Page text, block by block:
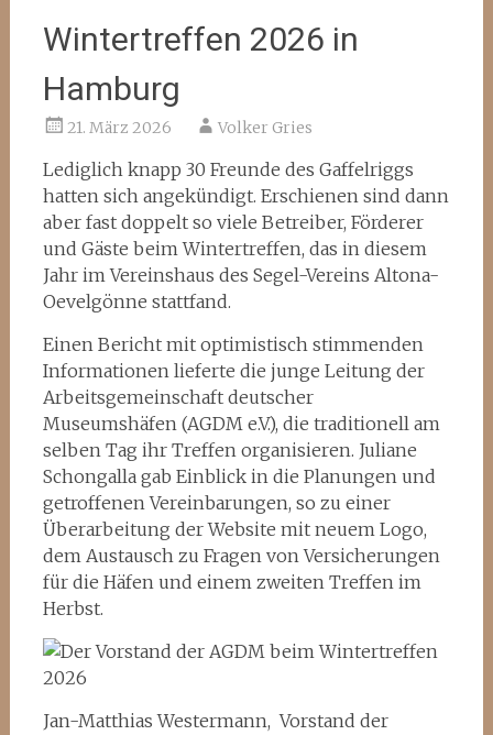
Wintertreffen 2026 in
Hamburg
21. März 2026 Volker Gries
Lediglich knapp 30 Freunde des Gaffelriggs
hatten sich angekündigt. Erschienen sind dann
aber fast doppelt so viele Betreiber, Förderer
und Gäste beim Wintertreffen, das in diesem
Jahr im Vereinshaus des Segel-Vereins Altona-
Oevelgönne stattfand.
Einen Bericht mit optimistisch stimmenden
Informationen lieferte die junge Leitung der
Arbeitsgemeinschaft deutscher
Museumshäfen (AGDM e.V.), die traditionell am
selben Tag ihr Treffen organisieren. Juliane
Schongalla gab Einblick in die Planungen und
getroffenen Vereinbarungen, so zu einer
Überarbeitung der Website mit neuem Logo,
dem Austausch zu Fragen von Versicherungen
für die Häfen und einem zweiten Treffen im
Herbst.
Jan-Matthias Westermann, Vorstand der